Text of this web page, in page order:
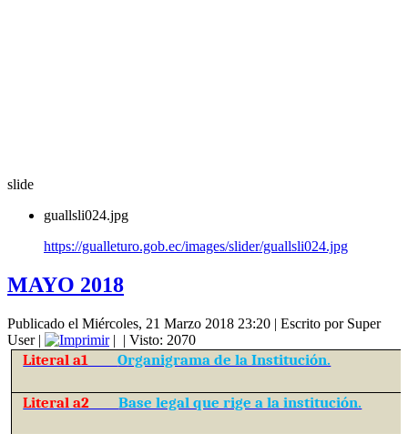
slide
guallsli024.jpg
https://gualleturo.gob.ec/images/slider/guallsli024.jpg
MAYO 2018
Publicado el Miércoles, 21 Marzo 2018 23:20 | Escrito por Super
User| | | Visto: 2070
Literal a1Organigrama de la Institución.
Literal a2Base legal que rige a la institución.